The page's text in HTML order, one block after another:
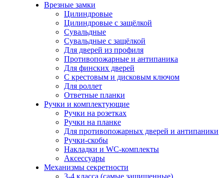
Врезные замки
Цилиндровые
Цилиндровые с защёлкой
Сувальдные
Сувальдные с защёлкой
Для дверей из профиля
Противопожарные и антипаника
Для финских дверей
С крестовым и дисковым ключом
Для роллет
Ответные планки
Ручки и комплектующие
Ручки на розетках
Ручки на планке
Для противопожарных дверей и антипаники
Ручки-скобы
Накладки и WC-комплекты
Аксессуары
Механизмы секретности
3-4 класса (самые защищенные)